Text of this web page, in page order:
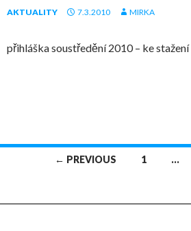
AKTUALITY 7.3.2010 MIRKA
přihláška soustředění 2010 – ke stažení
← PREVIOUS 1 …